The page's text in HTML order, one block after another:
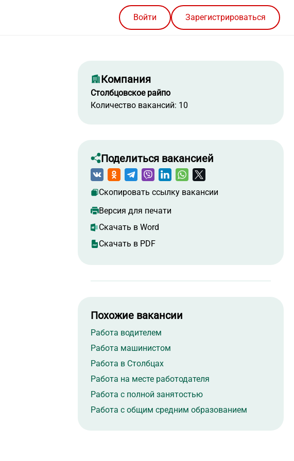
Войти Зарегистрироваться
Компания
Столбцовское райпо
Количество вакансий: 10
Поделиться вакансией
Скопировать ссылку вакансии
Версия для печати
Скачать в Word
Скачать в PDF
Похожие вакансии
Работа водителем
Работа машинистом
Работа в Столбцах
Работа на месте работодателя
Работа с полной занятостью
Работа с общим средним образованием